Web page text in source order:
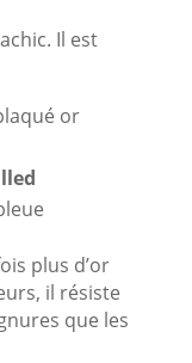
Il est
or
plus d’or
il résiste
que les